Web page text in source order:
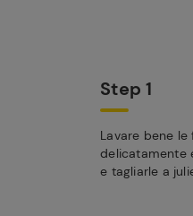
Step 1
Lavare bene le
delicatamente
e tagliarle a